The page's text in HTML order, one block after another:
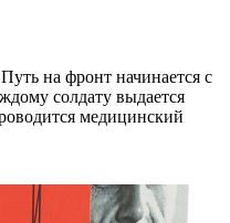
на фронт начинается с
солдату выдается
медицинский